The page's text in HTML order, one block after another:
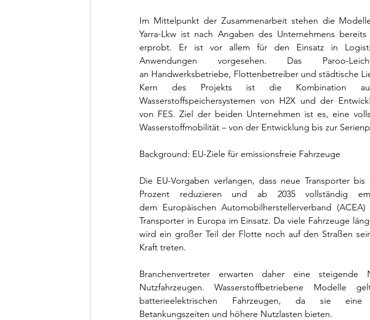
Im Mittelpunkt der Zusammenarbeit stehen die
Yarra-Lkw ist nach Angaben des Unternehmens
erprobt. Er ist vor allem für den Einsatz in
Anwendungen vorgesehen. Das Paroo-
an Handwerksbetriebe, Flottenbetreiber und städtische
Kern des Projekts ist die Kombination
Wasserstoffspeichersystemen von H2X und der
von FES. Ziel der beiden Unternehmen ist es, eine
Wasserstoffmobilität – von der Entwicklung bis zur
Background: EU-Ziele für emissionsfreie Fahrzeuge
Die EU-Vorgaben verlangen, dass neue Transporter
Prozent reduzieren und ab 2035 vollständig
dem Europäischen Automobilherstellerverband
Transporter in Europa im Einsatz. Da viele Fahrzeuge
wird ein großer Teil der Flotte noch auf den Straßen
Kraft treten.
Branchenvertreter erwarten daher eine steigende
Nutzfahrzeugen. Wasserstoffbetriebene Modelle
batterieelektrischen Fahrzeugen, da sie
Betankungszeiten und höhere Nutzlasten bieten.